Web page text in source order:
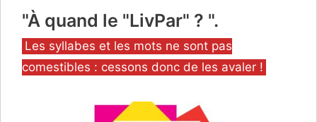
"À quand le "LivPar" ? ".
Catégories
Les syllabes et les mots ne sont pas
comestibles : cessons donc de les avaler !